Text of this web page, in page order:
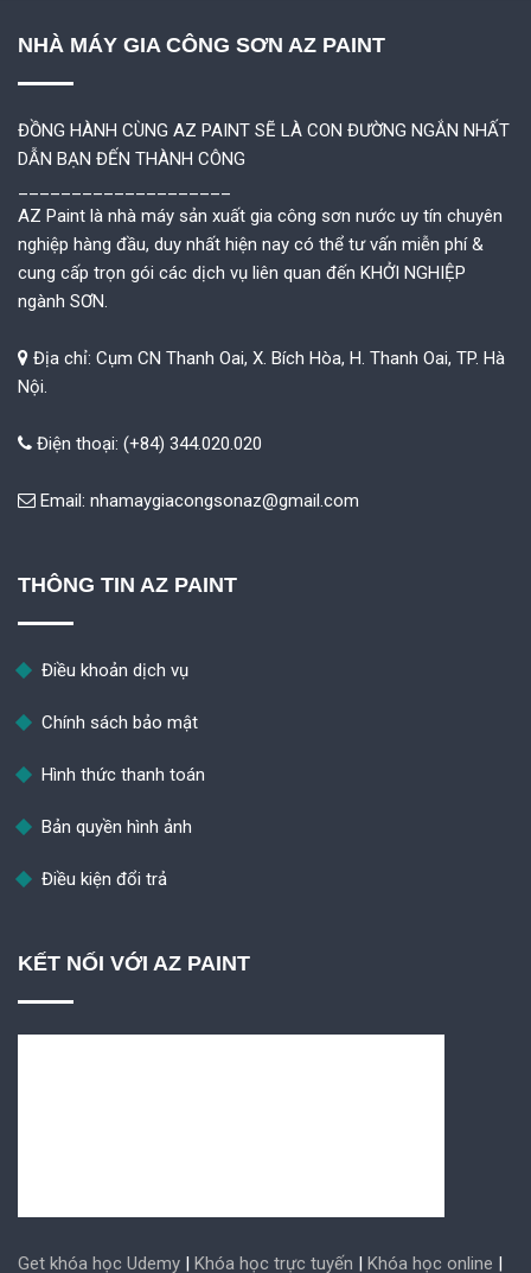
NHÀ MÁY GIA CÔNG SƠN AZ PAINT
ĐỒNG HÀNH CÙNG AZ PAINT SẼ LÀ CON ĐƯỜNG NGẮN NHẤT
DẪN BẠN ĐẾN THÀNH CÔNG
AZ Paint là nhà máy sản xuất gia công sơn nước uy tín chuyên
nghiệp hàng đầu, duy nhất hiện nay có thể tư vấn miễn phí &
cung cấp trọn gói các dịch vụ liên quan đến KHỞI NGHIỆP
ngành SƠN.
Địa chỉ: Cụm CN Thanh Oai, X. Bích Hòa, H. Thanh Oai, TP. Hà
Nội.
Điện thoại: (+84) 344.020.020
Email: nhamaygiacongsonaz@gmail.com
THÔNG TIN AZ PAINT
Điều khoản dịch vụ
Chính sách bảo mật
Hình thức thanh toán
Bản quyền hình ảnh
Điều kiện đổi trả
KẾT NỐI VỚI AZ PAINT
Get khóa học Udemy Khóa học trực tuyến Khóa học online